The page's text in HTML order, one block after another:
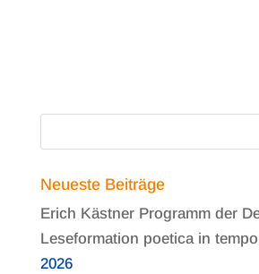
Neueste Beiträge
Erich Kästner Programm der
Leseformation poetica in
2026